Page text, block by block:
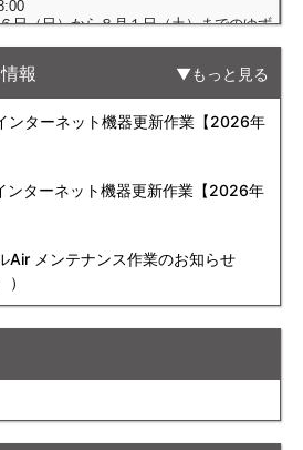
報 もっと見る
ンターネット機器更新作業【2026年
ターネット機器更新作業【2026年
Air メンテナンス作業のお知らせ